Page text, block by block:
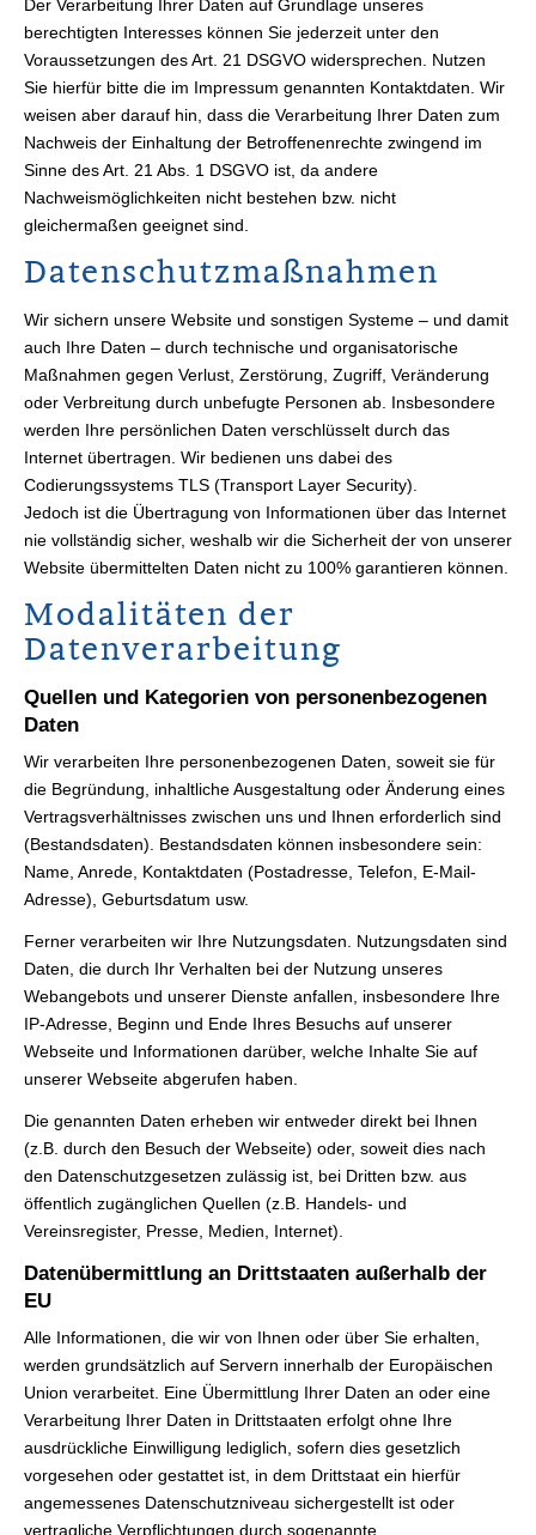
Der Verarbeitung Ihrer Daten auf Grundlage unseres
berechtigten Interesses können Sie jederzeit unter den
Voraussetzungen des Art. 21 DSGVO widersprechen. Nutzen
Sie hierfür bitte die im Impressum genannten Kontaktdaten. Wir
weisen aber darauf hin, dass die Verarbeitung Ihrer Daten zum
Nachweis der Einhaltung der Betroffenenrechte zwingend im
Sinne des Art. 21 Abs. 1 DSGVO ist, da andere
Nachweismöglichkeiten nicht bestehen bzw. nicht
gleichermaßen geeignet sind.
Datenschutzmaßnahmen
Wir sichern unsere Website und sonstigen Systeme – und damit
auch Ihre Daten – durch technische und organisatorische
Maßnahmen gegen Verlust, Zerstörung, Zugriff, Veränderung
oder Verbreitung durch unbefugte Per­sonen ab. Insbesondere
werden Ihre persönlichen Daten verschlüsselt durch das
Internet übertragen. Wir bedienen uns dabei des
Codierungssystems TLS (Transport Layer Security).
Jedoch ist die Übertragung von Informationen über das Internet
nie vollständig sicher, weshalb wir die Sicherheit der von unserer
Website übermittelten Daten nicht zu 100% garantieren können.
Modalitäten der
Datenverarbeitung
Quellen und Kategorien von personenbezogenen
Daten
Wir verarbeiten Ihre personenbezogenen Daten, soweit sie für
die Begründung, inhaltliche Ausgestaltung oder Änderung eines
Vertragsverhältnisses zwischen uns und Ihnen erforderlich sind
(Bestandsdaten). Bestandsdaten können insbesondere sein:
Name, Anrede, Kontaktdaten (Postadresse, Telefon, E-Mail-
Adresse), Geburts­datum usw.
Ferner verarbeiten wir Ihre Nutzungsdaten. Nutzungsdaten sind
Daten, die durch Ihr Verhalten bei der Nutzung unseres
Webangebots und unserer Dienste anfallen, insbesondere Ihre
IP-Adresse, Beginn und Ende Ihres Besuchs auf unserer
Webseite und Informationen darüber, welche Inhalte Sie auf
unserer Webseite abgerufen haben.
Die genannten Daten erheben wir entweder direkt bei Ihnen
(z.B. durch den Besuch der Webseite) oder, soweit dies nach
den Datenschutzgesetzen zulässig ist, bei Dritten bzw. aus
öffentlich zugänglichen Quellen (z.B. Handels- und
Vereinsregister, Presse, Medien, Internet).
Datenübermittlung an Drittstaaten außerhalb der
EU
Alle Informationen, die wir von Ihnen oder über Sie erhalten,
werden grundsätzlich auf Servern innerhalb der Europäischen
Union verarbeitet. Eine Übermittlung Ihrer Daten an oder eine
Verarbeitung Ihrer Daten in Drittstaaten erfolgt ohne Ihre
ausdrückliche Einwilligung lediglich, sofern dies gesetzlich
vorgesehen oder gestattet ist, in dem Drittstaat ein hierfür
angemessenes Datenschutzniveau sichergestellt ist oder
vertragliche Verpflichtungen durch sogenannte